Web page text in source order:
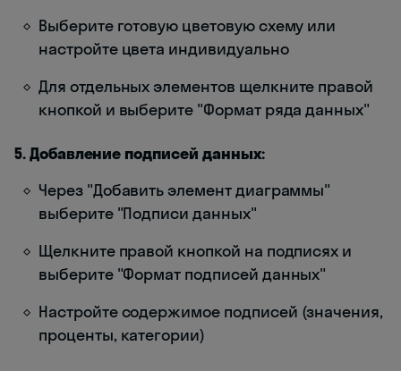
Выберите готовую цветовую схему или
настройте цвета индивидуально
Для отдельных элементов щелкните правой
кнопкой и выберите "Формат ряда данных"
5. Добавление подписей данных:
Через "Добавить элемент диаграммы"
выберите "Подписи данных"
Щелкните правой кнопкой на подписях и
выберите "Формат подписей данных"
Настройте содержимое подписей (значения,
проценты, категории)